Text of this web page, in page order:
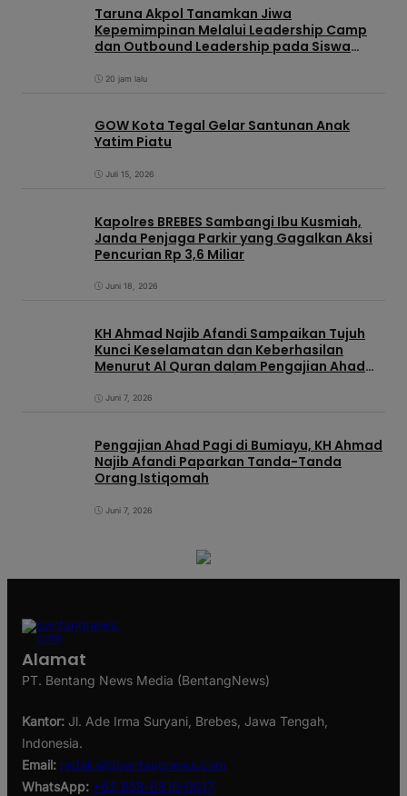
Taruna Akpol Tanamkan Jiwa
Kepemimpinan Melalui Leadership Camp
dan Outbound Leadership pada Siswa
20 jam lalu
GOW Kota Tegal Gelar Santunan Anak
Yatim Piatu
Juli 15, 2026
Kapolres BREBES Sambangi Ibu Kusmiah,
Janda Penjaga Parkir yang Gagalkan Aksi
Pencurian Rp 3,6 Miliar
Juni 18, 2026
KH Ahmad Najib Afandi Sampaikan Tujuh
Kunci Keselamatan dan Keberhasilan
Menurut Al Quran dalam Pengajian Ahad
Juni 7, 2026
Pengajian Ahad Pagi di Bumiayu, KH Ahmad
Najib Afandi Paparkan Tanda-Tanda
Orang Istiqomah
Juni 7, 2026
Alamat
PT. Bentang News Media (BentangNews)
Kantor: Jl. Ade Irma Suryani, Brebes, Jawa Tengah,
Indonesia.
Email: redaksi@bentangnews.com
WhatsApp: +62 858-6810-9617